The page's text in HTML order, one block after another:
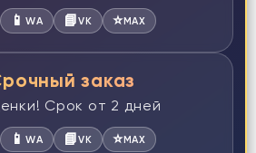
📱WA 📘VK ⭐MAX
заказ
Срок от 2 дней
📱WA 📘VK ⭐MAX